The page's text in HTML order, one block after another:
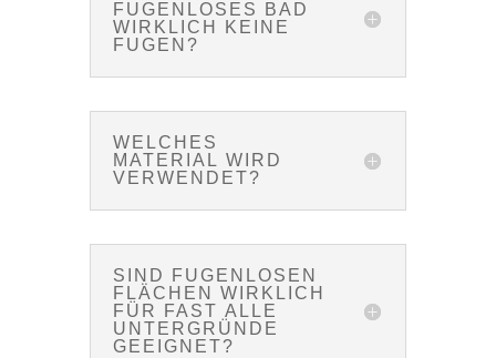
FUGENLOSES BAD
WIRKLICH KEINE
FUGEN?
WELCHES
MATERIAL WIRD
VERWENDET?
SIND FUGENLOSEN
FLÄCHEN WIRKLICH
FÜR FAST ALLE
UNTERGRÜNDE
GEEIGNET?